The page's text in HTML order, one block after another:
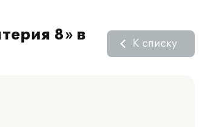
8» в
К списку